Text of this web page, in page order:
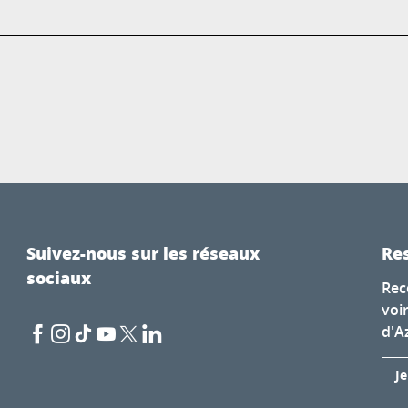
Suivez-nous sur les réseaux
sociaux